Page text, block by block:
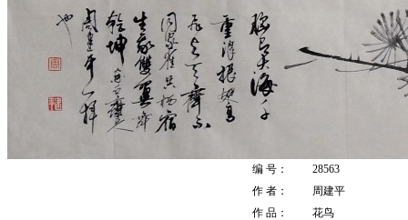
编 号：
28563
作 者：
周建平
作 品：
花鸟